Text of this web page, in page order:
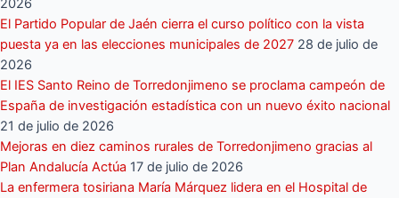
2026
El Partido Popular de Jaén cierra el curso político con la vista
puesta ya en las elecciones municipales de 2027 28 de julio de
2026
El IES Santo Reino de Torredonjimeno se proclama campeón de
España de investigación estadística con un nuevo éxito nacional
21 de julio de 2026
Mejoras en diez caminos rurales de Torredonjimeno gracias al
Plan Andalucía Actúa 17 de julio de 2026
La enfermera tosiriana María Márquez lidera en el Hospital de